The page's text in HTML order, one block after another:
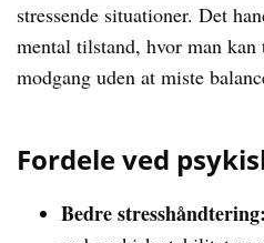
stressende situationer. Det
mental tilstand, hvor man
modgang uden at miste
Fordele ved
Bedre stresshåndtering: